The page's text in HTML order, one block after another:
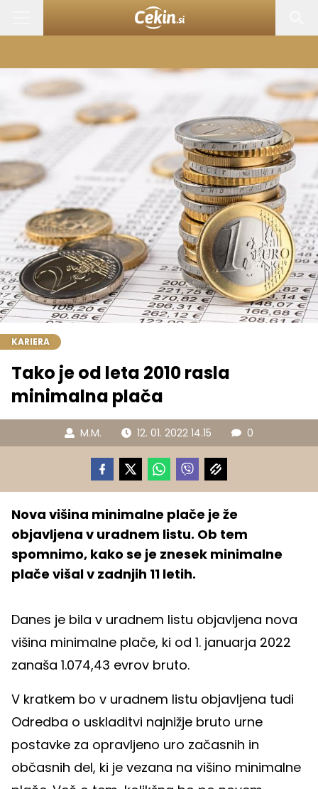
KARIERA
Tako je od leta 2010 rasla
minimalna plača
M.M. 12. 01. 2022 14.15 0
Nova višina minimalne plače je že
objavljena v uradnem listu. Ob tem
spomnimo, kako se je znesek minimalne
plače višal v zadnjih 11 letih.
Danes je bila v uradnem listu objavljena nova
višina minimalne plače, ki od 1. januarja 2022
zanaša 1.074,43 evrov bruto.
V kratkem bo v uradnem listu objavljena tudi
Odredba o uskladitvi najnižje bruto urne
postavke za opravljeno uro začasnih in
občasnih del, ki je vezana na višino minimalne